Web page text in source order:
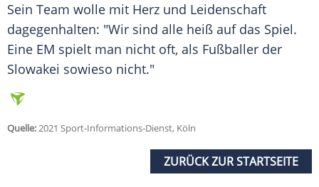
Sein Team wolle mit Herz und Leidenschaft
dagegenhalten: "Wir sind alle heiß auf das Spiel.
Eine EM spielt man nicht oft, als Fußballer der
Slowakei sowieso nicht."
Quelle:2021 Sport-Informations-Dienst, Köln
ZURÜCK ZUR STARTSEITE